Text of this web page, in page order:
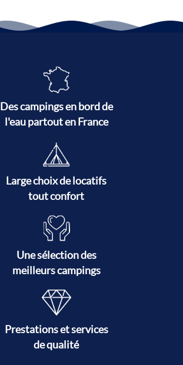
Des campings en bord de
l'eau partout en France
Large choix de locatifs
tout confort
Une sélection des
meilleurs campings
Prestations et services
de qualité